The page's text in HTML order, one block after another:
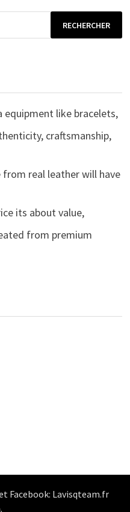
equipment like bracelets,
craftsmanship,
real leather will have
its about value,
from premium
Facebook: Lavisqteam.fr
.